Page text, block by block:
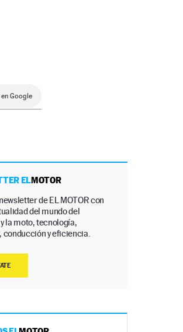
Google
ELMOTOR
de EL MOTOR con
del mundo del
la moto, tecnología,
conducción y eficiencia.